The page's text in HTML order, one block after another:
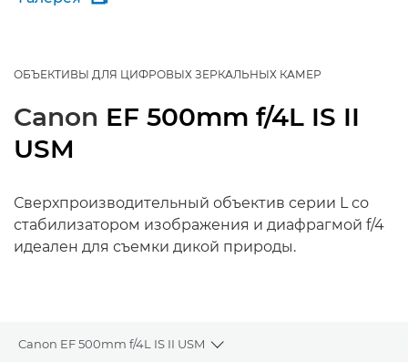
ОБЪЕКТИВЫ ДЛЯ ЦИФРОВЫХ ЗЕРКАЛЬНЫХ КАМЕР
Canon EF 500mm f/4L IS II
USM
Сверхпроизводительный объектив серии L со
стабилизатором изображения и диафрагмой f/4
идеален для съемки дикой природы.
Canon EF 500mm f/4L IS II USM
Toggle breadcrumbs